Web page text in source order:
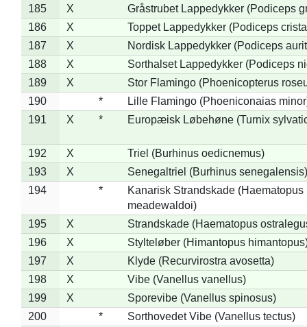
185
X
Gråstrubet Lappedykker (Podiceps
186
X
Toppet Lappedykker (Podiceps
187
X
Nordisk Lappedykker (Podiceps
188
X
Sorthalset Lappedykker (Podiceps
189
X
Stor Flamingo (Phoenicopterus
190
*
Lille Flamingo (Phoeniconaias
191
X * Europæisk Løbehøne (Turnix
192 X
Triel (Burhinus oedicnemus)
193
X
Senegaltriel (Burhinus senegalensis)
194
*
Kanarisk Strandskade (Haematopus
meadewaldoi)
195
X
Strandskade (Haematopus
196
X
Stylteløber (Himantopus
197
X
Klyde (Recurvirostra avosetta)
198
X
Vibe (Vanellus vanellus)
199
X
Sporevibe (Vanellus spinosus)
200
*
Sorthovedet Vibe (Vanellus tectus)